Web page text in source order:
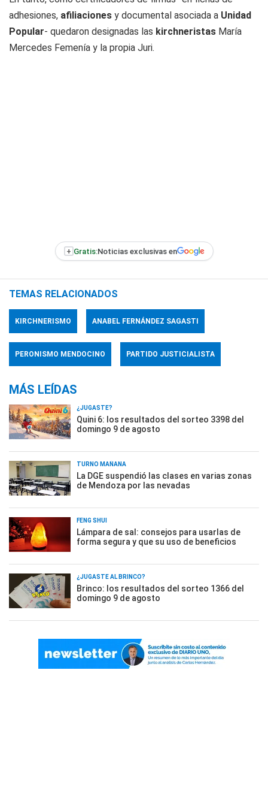
adhesiones, afiliaciones y documental asociada a Unidad
Popular- quedaron designadas las kirchneristas María
Mercedes Femenía y la propia Juri.
+ Gratis:Noticias exclusivas en
TEMAS RELACIONADOS
KIRCHNERISMO ANABEL FERNÁNDEZ SAGASTI
PERONISMO MENDOCINO PARTIDO JUSTICIALISTA
MÁS LEÍDAS
¿JUGASTE?
Quini 6: los resultados del sorteo 3398 del
domingo 9 de agosto
TURNO MAÑANA
La DGE suspendió las clases en varias zonas
de Mendoza por las nevadas
FENG SHUI
Lámpara de sal: consejos para usarlas de
forma segura y que su uso de beneficios
¿JUGASTE AL BRINCO?
Brinco: los resultados del sorteo 1366 del
domingo 9 de agosto